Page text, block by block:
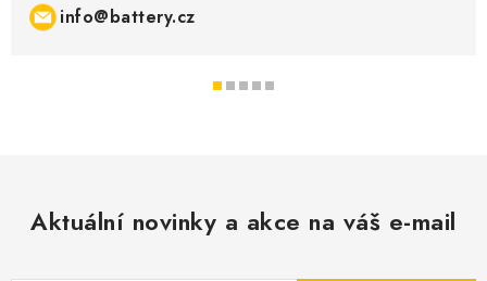
info@battery.cz
Aktuální novinky a akce na váš e-mail